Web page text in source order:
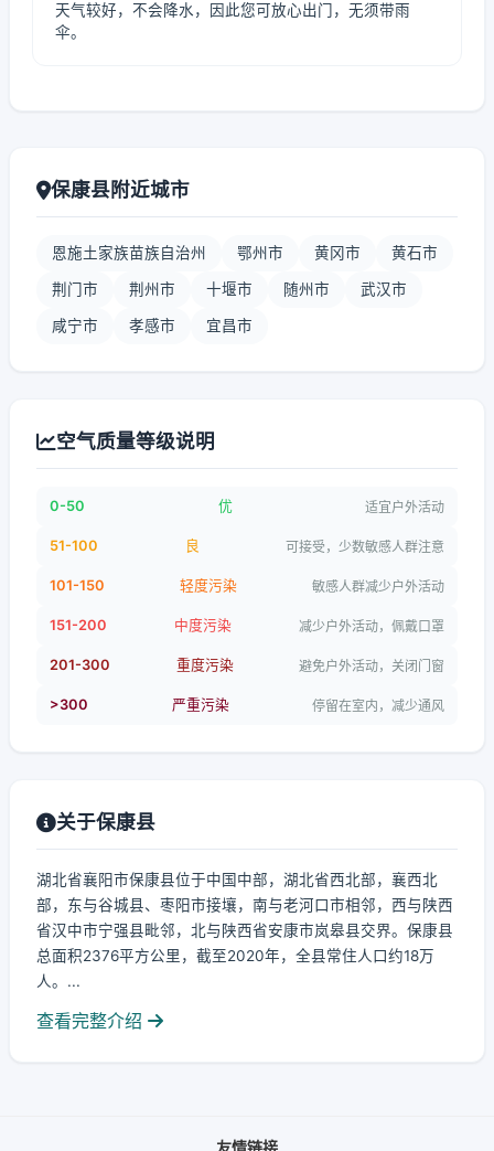
天气较好，不会降水，因此您可放心出门，无须带雨
伞。
保康县附近城市
恩施土家族苗族自治州 鄂州市 黄冈市 黄石市
荆门市 荆州市 十堰市 随州市 武汉市
咸宁市 孝感市 宜昌市
空气质量等级说明
0-50 优 适宜户外活动
51-100 良 可接受，少数敏感人群注意
101-150 轻度污染 敏感人群减少户外活动
151-200 中度污染 减少户外活动，佩戴口罩
201-300 重度污染 避免户外活动，关闭门窗
>300 严重污染 停留在室内，减少通风
关于保康县
湖北省襄阳市保康县位于中国中部，湖北省西北部，襄西北
部，东与谷城县、枣阳市接壤，南与老河口市相邻，西与陕西
省汉中市宁强县毗邻，北与陕西省安康市岚皋县交界。保康县
总面积2376平方公里，截至2020年，全县常住人口约18万
人。...
查看完整介绍
友情链接